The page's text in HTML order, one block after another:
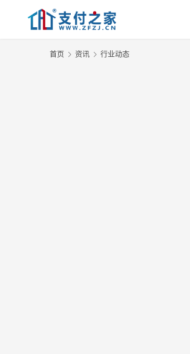
首页 资讯 行业动态